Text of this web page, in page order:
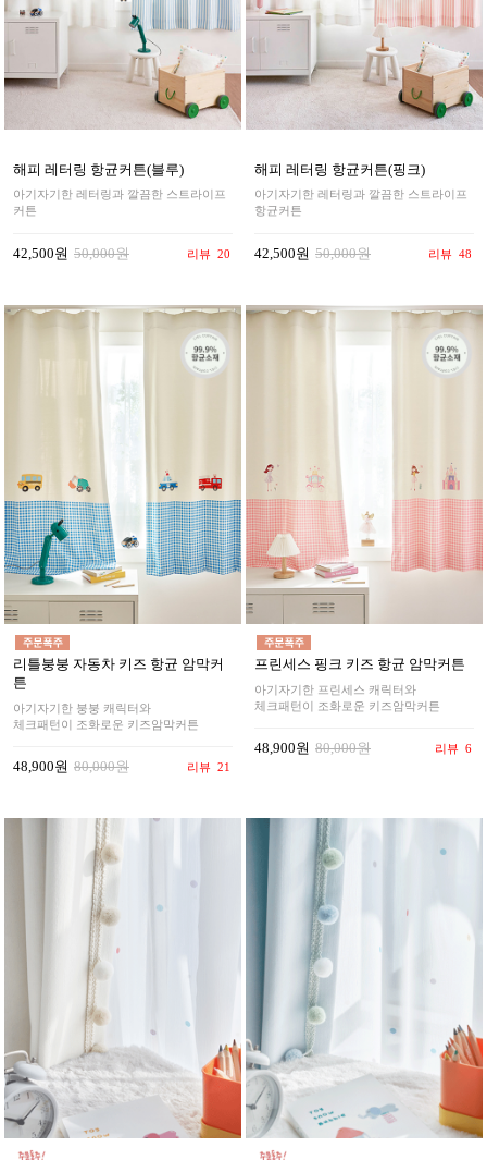
해피 레터링 항균커튼(블루)
아기자기한 레터링과 깔끔한 스트라이프
커튼
42,500원 50,000원 리뷰 20
해피 레터링 항균커튼(핑크)
아기자기한 레터링과 깔끔한 스트라이프
항균커튼
42,500원 50,000원 리뷰 48
리틀붕붕 자동차 키즈 항균 암막커
튼
아기자기한 붕붕 캐릭터와
체크패턴이 조화로운 키즈암막커튼
48,900원 80,000원 리뷰 21
프린세스 핑크 키즈 항균 암막커튼
아기자기한 프린세스 캐릭터와
체크패턴이 조화로운 키즈암막커튼
48,900원 80,000원 리뷰 6